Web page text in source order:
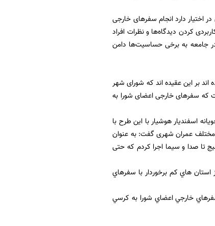
اختیار دارد انجام سفرهای خارجی
کردن دیدگاه‌ها و نظرات افراد
جامعه به برخی حساسیت‌ها دامن
بر این عقیده اند که شورای شهر
که سفرهای خارجی اعضای شورا به
اسفندیار هوشیار با این طرح با
عمران شهری گفت: به عنوان
تا صدا و سیما اجرا کردم که حتی
هاي كم برخوردار با سفرهاي
خارجي اعضاي شورا به كرسي